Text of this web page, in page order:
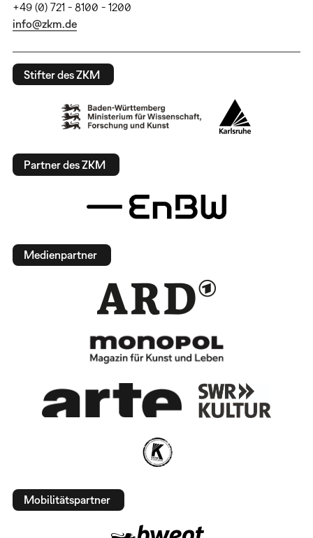
+49 (0) 721 - 8100 - 1200
info@zkm.de
Stifter des ZKM
Partner des ZKM
Medienpartner
Mobilitätspartner